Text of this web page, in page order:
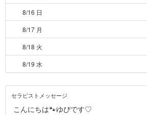
8/16 日
8/17 月
8/18 火
8/19 水
セラピストメッセージ
こんにちは🐾ゆぴです♡